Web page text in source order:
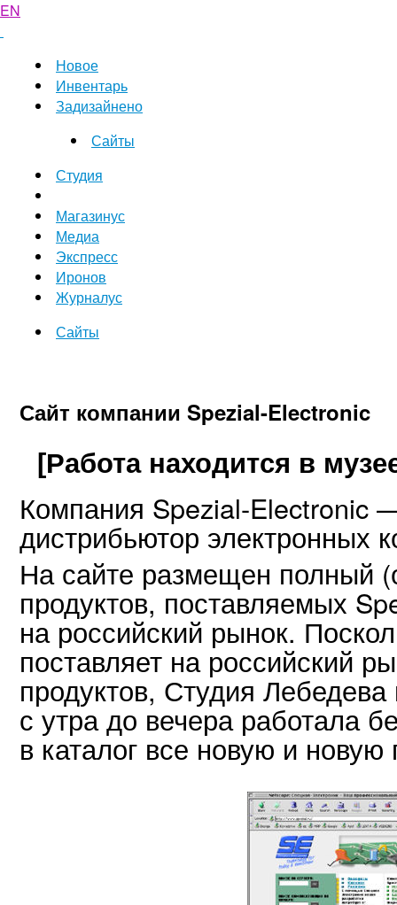
EN
Новое
Инвентарь
Задизайнено
Сайты
Студия
Магазинус
Медиа
Экспресс
Иронов
Журналус
Сайты
Сайт компании Spezial-Electronic
[Работа находится в
Компания Spezial-Electronic
дистрибьютор электронных
На сайте размещен полный
продуктов, поставляемых
на российский рынок.
поставляет на российский
продуктов, Студия
с утра до вечера работала
в каталог все новую и